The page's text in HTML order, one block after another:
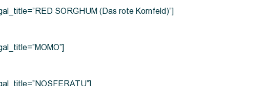
SORGHUM (Das rote Kornfeld)”]